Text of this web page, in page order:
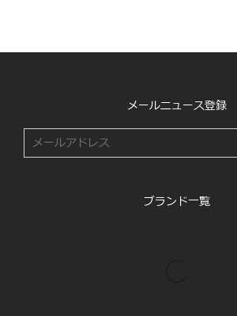
メールニュース登録
ブランド一覧